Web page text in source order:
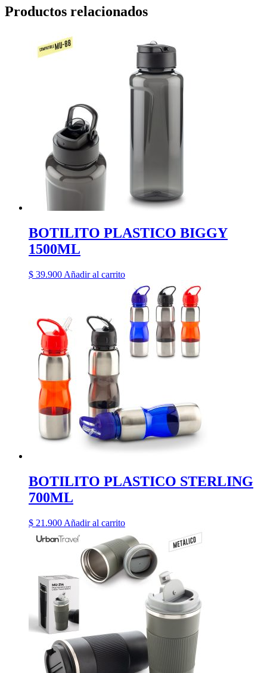
Productos relacionados
BOTILITO PLASTICO BIGGY
1500ML
$ 39.900 Añadir al carrito
BOTILITO PLASTICO STERLING
700ML
$ 21.900 Añadir al carrito